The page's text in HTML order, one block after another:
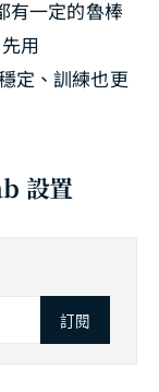
有一定的魯棒
用
定、訓練也更
設置
訂閱